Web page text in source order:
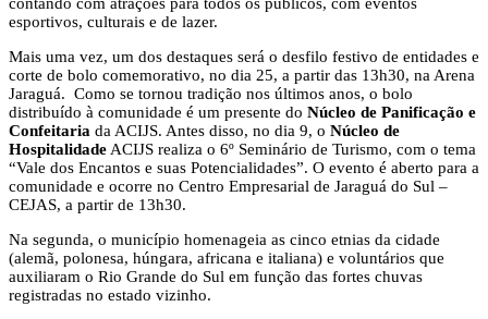
esportivos, culturais e de lazer.
Mais uma vez, um dos destaques será o desfilo festivo de entidades e
corte de bolo comemorativo, no dia 25, a partir das 13h30, na Arena
Jaraguá. Como se tornou tradição nos últimos anos, o bolo
distribuído à comunidade é um presente do Núcleo de Panificação e
Confeitaria da ACIJS. Antes disso, no dia 9, o Núcleo de
Hospitalidade ACIJS realiza o 6º Seminário de Turismo, com o tema
“Vale dos Encantos e suas Potencialidades”. O evento é aberto para a
comunidade e ocorre no Centro Empresarial de Jaraguá do Sul –
CEJAS, a partir de 13h30.
Na segunda, o município homenageia as cinco etnias da cidade
(alemã, polonesa, húngara, africana e italiana) e voluntários que
auxiliaram o Rio Grande do Sul em função das fortes chuvas
registradas no estado vizinho.